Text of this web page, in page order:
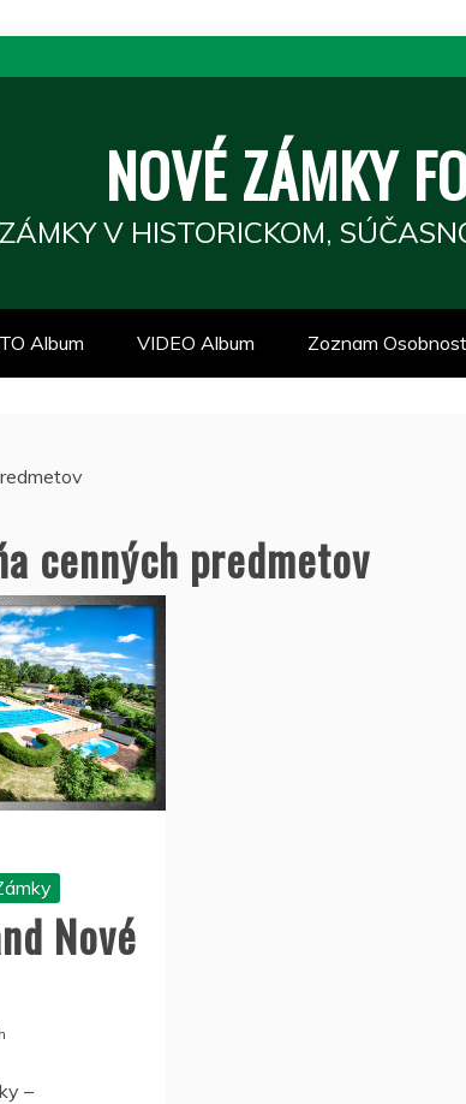
NOVÉ ZÁMKY
V HISTORICKOM,
Album VIDEO Album Zoznam
cenných predmetov
Nové
–